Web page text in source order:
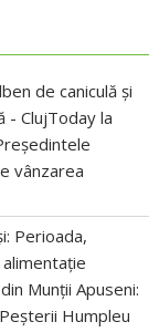
de caniculă și
- ClujToday la
vânzarea
Perioada,
Munții Apuseni:
Humpleu